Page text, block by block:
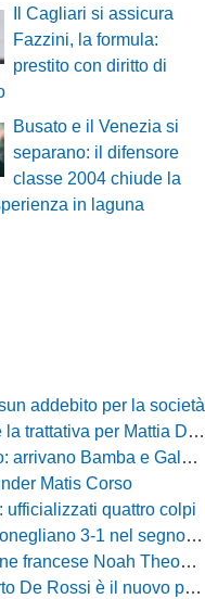
Il Cagliari si assicura
Fazzini, la formula:
prestito con diritto di
Busato e il Venezia si
separano: il difensore
classe 2004 chiude la
in laguna
addebito per la società
per Mattia Della Morte
Bamba e Galeota
Matis Corso
ufficializzati quattro colpi
3-1 nel segno di Gerbi e Vita
Noah Theodore
il nuovo presidente biancoviola